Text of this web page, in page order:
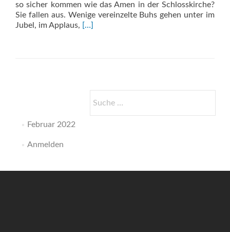
so sicher kommen wie das Amen in der Schlosskirche?
Sie fallen aus. Wenige vereinzelte Buhs gehen unter im
Jubel, im Applaus, Read
[…]
nach:
Februar 2022
Anmelden